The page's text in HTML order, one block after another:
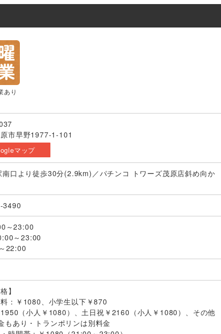
あり
市早野1977-1-101
マップ
南口より徒歩30分(2.9km)／パチンコ トワーズ茂原店斜め向か
3490
～23:00
～23:00
22:00
】
：￥1080、小学生以下￥870
（小人￥1080）、土日祝￥2160（小人￥1080）、その他
もあり・トランポリンは別料金